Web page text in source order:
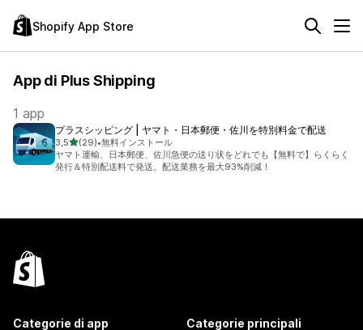
Shopify App Store
App di Plus Shipping
1 app
プラスシッピング | ヤマト・日本郵便・佐川を特別料金で配送
3,5stelle su 5
(29)
29 recensioni totali
•無料インストール
ヤマト運輸、日本郵便、佐川急便の送り状をどれでも【無料で】らくらく
発行＆特別配送料で発送。配送業務を最大93%削減！
Categorie di app Categorie principali